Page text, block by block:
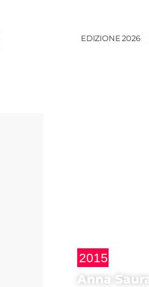
EDIZIONE 2026
2015
Anna Saura